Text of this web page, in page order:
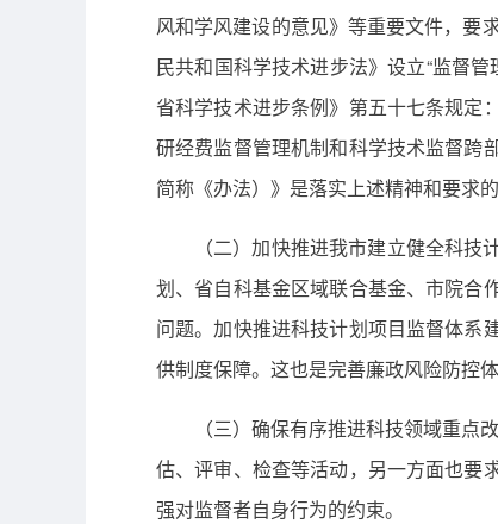
风和学风建设的意见》等重要文件，要
民共和国科学技术进步法》设立“监督
省科学技术进步条例》第五十七条规定
研经费监督管理机制和科学技术监督跨
简称《办法）》是落实上述精神和要求的
（二）加快推进我市建立健全科
划、省自科基金区域联合基金、市院合
问题。加快推进科技计划项目监督体系
供制度保障。这也是完善廉政风险防控
（三）确保有序推进科技领域重
估、评审、检查等活动，另一方面也要
强对监督者自身行为的约束。